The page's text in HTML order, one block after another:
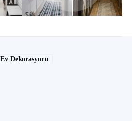
Ev Dekorasyonu